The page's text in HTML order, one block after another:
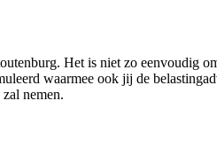
Het is niet zo eenvoudig
waarmee ook jij de
nemen.